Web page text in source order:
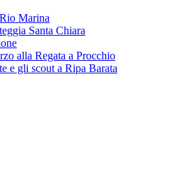
Marina
Santa Chiara
alla Regata a Procchio
e gli scout a Ripa Barata